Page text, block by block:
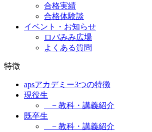
合格実績
合格体験談
イベント・お知らせ
ロバみみ広場
よくある質問
特徴
apsアカデミー3つの特徴
現役生
− 教科・講義紹介
既卒生
− 教科・講義紹介